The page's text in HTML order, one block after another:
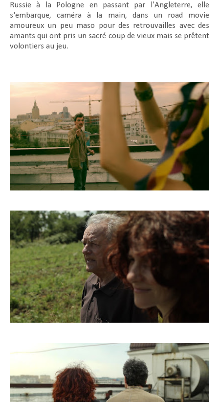
Russie à la Pologne en passant par l'Angleterre, elle
s'embarque, caméra à la main, dans un road movie
amoureux un peu maso pour des retrouvailles avec des
amants qui ont pris un sacré coup de vieux mais se prêtent
volontiers au jeu.